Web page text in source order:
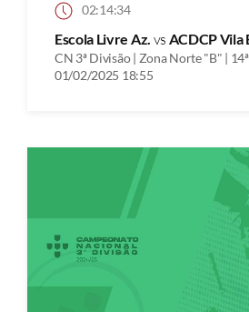
02:14:34
Escola Livre Az. vs ACDCP Vila
CN 3ª Divisão | Zona Norte "B" |
01/02/2025 18:55